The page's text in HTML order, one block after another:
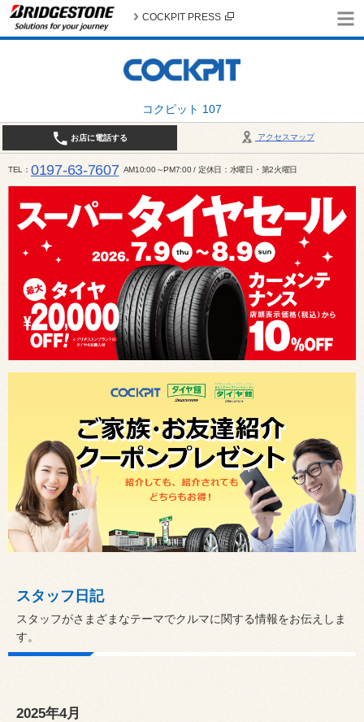
コクピット 107
COCKPIT PRESS
アクセスマップ
お店に電話する
TEL 0197-63-7607 AM10:00～PM7:00 / 定休日：水曜日・第2火曜日
スタッフ日記
スタッフがさまざまなテーマでクルマに関する情報をお伝えしま
す。
2025年4月